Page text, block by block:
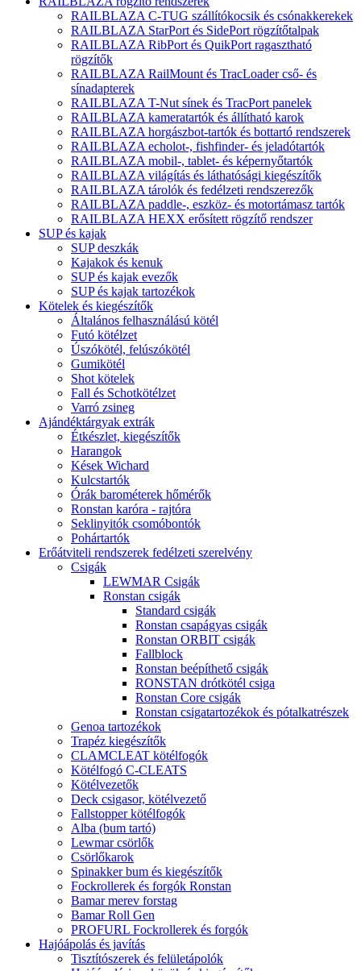
RAILBLAZA C-TUG szállítókocsik és csónakkerekek
RAILBLAZA StarPort és SidePort rögzítőtalpak
RAILBLAZA RibPort és QuikPort ragasztható
rögzítők
RAILBLAZA RailMount és TracLoader cső- és
sínadapterek
RAILBLAZA T-Nut sínek és TracPort panelek
RAILBLAZA kameratartók és állítható karok
RAILBLAZA horgászbot-tartók és bottartó rendszerek
RAILBLAZA echolot-, fishfinder- és jeladótartók
RAILBLAZA mobil-, tablet- és képernyőtartók
RAILBLAZA világítás és láthatósági kiegészítők
RAILBLAZA tárolók és fedélzeti rendszerezők
RAILBLAZA paddle-, eszköz- és motortámasz tartók
RAILBLAZA HEXX erősített rögzítő rendszer
SUP és kajak
SUP deszkák
Kajakok és kenuk
SUP és kajak evezők
SUP és kajak tartozékok
Kötelek és kiegészítők
Általános felhasználású kötél
Futó kötélzet
Úszókötél, felúszókötél
Gumikötél
Shot kötelek
Fall és Schotkötélzet
Varró zsineg
Ajándéktárgyak extrák
Étkészlet, kiegészítők
Harangok
Kések Wichard
Kulcstartók
Órák barométerek hőmérők
Ronstan karóra - rajtóra
Seklinyitók csomóbontók
Pohártartók
Erőátviteli rendszerek fedélzeti szerelvény
Csigák
LEWMAR Csigák
Ronstan csigák
Standard csigák
Ronstan csapágyas csigák
Ronstan ORBIT csigák
Fallblock
Ronstan beépíthető csigák
RONSTAN drótkötél csiga
Ronstan Core csigák
Ronstan csigatartozékok és pótalkatrészek
Genoa tartozékok
Trapéz kiegészítők
CLAMCLEAT kötélfogók
Kötélfogó C-CLEATS
Kötélvezetők
Deck csigasor, kötélvezető
Fallstopper kötélfogók
Alba (bum tartó)
Lewmar csörlők
Csörlőkarok
Spinakker bum és kiegészítők
Fockrollerek és forgók Ronstan
Bamar merev forstag
Bamar Roll Gen
PROFURL Fockrollerek és forgók
Hajóápolás és javítás
Tisztítószerek és felületápolók